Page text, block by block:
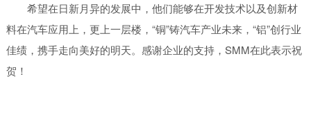
希望在日新月异的发展中，他们能够在开发技术以及创新材
料在汽车应用上，更上一层楼，“铜”铸汽车产业未来，“铝”创行业
佳绩，携手走向美好的明天。感谢企业的支持，SMM在此表示祝
贺！